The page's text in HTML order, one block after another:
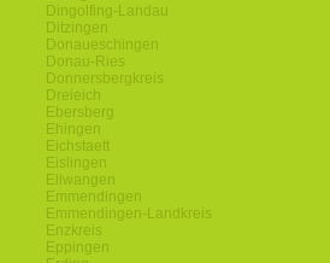
Dingolfing-Landau
Ditzingen
Donaueschingen
Donau-Ries
Donnersbergkreis
Dreieich
Ebersberg
Ehingen
Eichstaett
Eislingen
Ellwangen
Emmendingen
Emmendingen-Landkreis
Enzkreis
Eppingen